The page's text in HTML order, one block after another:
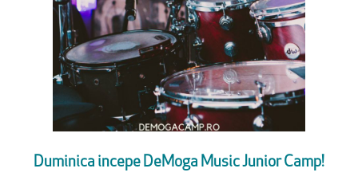
Duminica incepe DeMoga Music Junior Camp!